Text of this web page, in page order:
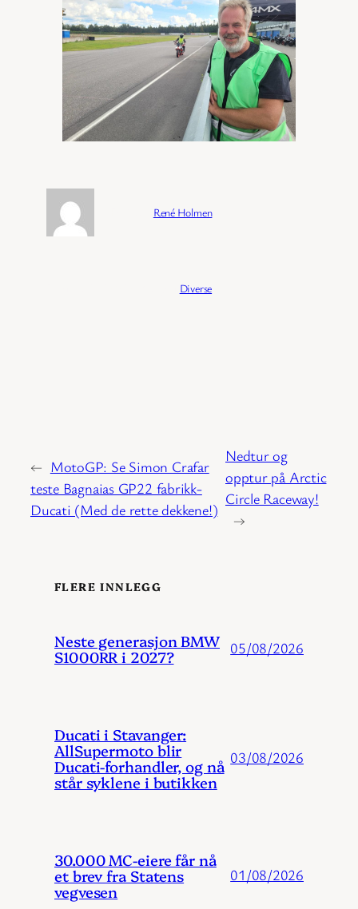
René Holmen
Diverse
← MotoGP: Se Simon Crafar
teste Bagnaias GP22 fabrikk-
Ducati (Med de rette dekkene!)
Nedtur og
opptur på Arctic
Circle Raceway!
→
FLERE INNLEGG
Neste generasjon BMW
S1000RR i 2027? 05/08/2026
Ducati i Stavanger:
AllSupermoto blir
Ducati-forhandler, og nå
står syklene i butikken
03/08/2026
30.000 MC-eiere får nå
et brev fra Statens
vegvesen
01/08/2026